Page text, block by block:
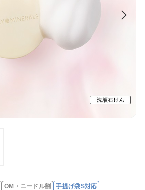
OM・ニードル割
手提げ袋S対応